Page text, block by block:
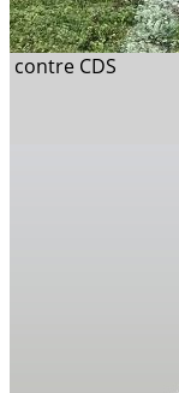
contre CDS